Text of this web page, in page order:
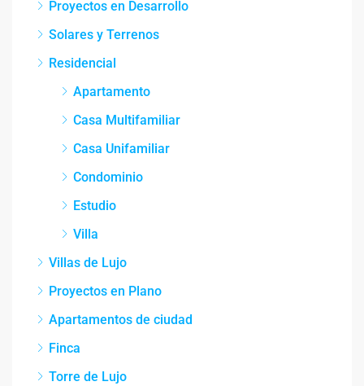
Proyectos en Desarrollo
Solares y Terrenos
Residencial
Apartamento
Casa Multifamiliar
Casa Unifamiliar
Condominio
Estudio
Villa
Villas de Lujo
Proyectos en Plano
Apartamentos de ciudad
Finca
Torre de Lujo